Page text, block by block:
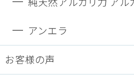
アンエラ
お客様の声